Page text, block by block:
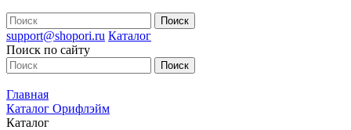
support@shopori.ru Каталог
Поиск по сайту
Главная
Каталог Орифлэйм
Каталог